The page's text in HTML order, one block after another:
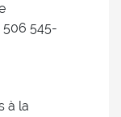
506 545-
à la